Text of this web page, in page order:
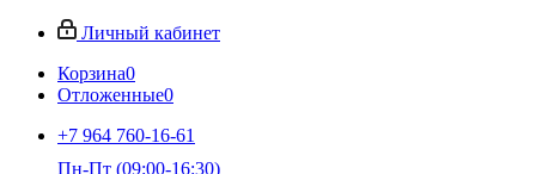
Личный кабинет
Корзина0
Отложенные0
+7 964 760-16-61
Пн-Пт (09:00-16:30)